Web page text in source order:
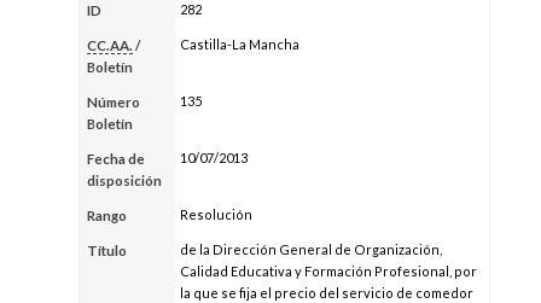
ID 282
CC.AA. /
Boletín
Castilla-La Mancha
Número
Boletín
135
Fecha de
disposición
10/07/2013
Rango Resolución
Título
de la Dirección General de Organización,
Calidad Educativa y Formación Profesional, por
la que se fija el precio del servicio de comedor